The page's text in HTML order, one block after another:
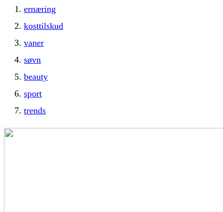
ernæring
kosttilskud
vaner
søvn
beauty
sport
trends